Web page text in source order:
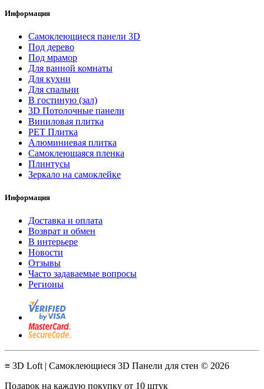
Информация
Самоклеющиеся панели 3D
Под дерево
Под мрамор
Для ванной комнаты
Для кухни
Для спальни
В гостиную (зал)
3D Потолочные панели
Виниловая плитка
PET Плитка
Алюминиевая плитка
Самоклеющаяся пленка
Плинтусы
Зеркало на самоклейке
Информация
Доставка и оплата
Возврат и обмен
В интерьере
Новости
Отзывы
Часто задаваемые вопросы
Регионы
≡ 3D Loft | Самоклеющиеся 3D Панели для стен © 2026
Подарок на каждую покупку от 10 штук